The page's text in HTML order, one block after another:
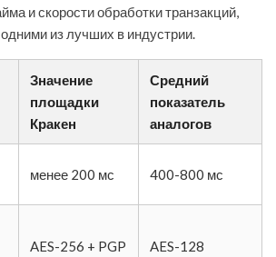
и скорости обработки транзакций,
из лучших в индустрии.
Значение
площадки
Кракен
Средний
показатель
аналогов
менее 200 мс 400-800 мс
AES-256 + PGP AES-128